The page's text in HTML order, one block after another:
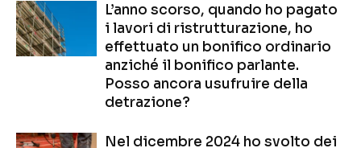
L’anno scorso, quando ho pagato
i lavori di ristrutturazione, ho
effettuato un bonifico ordinario
anziché il bonifico parlante.
Posso ancora usufruire della
detrazione?
Nel dicembre 2024 ho svolto dei